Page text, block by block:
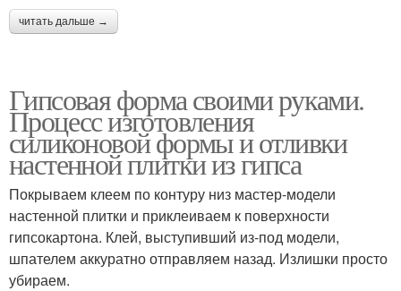
читать дальше →
Гипсовая форма своими руками.
Процесс изготовления
силиконовой формы и отливки
настенной плитки из гипса
Покрываем клеем по контуру низ мастер-модели
настенной плитки и приклеиваем к поверхности
гипсокартона. Клей, выступивший из-под модели,
шпателем аккуратно отправляем назад. Излишки просто
убираем.